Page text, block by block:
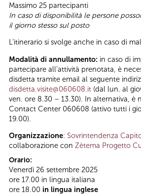
Massimo 25 partecipanti
In caso di disponibilità le persone
il giorno stesso sul posto
L'itinerario si svolge anche in caso di
Modalità di annullamento: in caso di
partecipare all’attività prenotata, è
disdetta tramite email al seguente
disdetta.visite@060608.it (dal lun. al
ven. ore 8.30 – 13.30). In alternativa, è
Contact Center 060608 (attivo tutti i
19.00).
Organizzazione: Sovrintendenza
collaborazione con Zètema Progetto
Orario:
Venerdì 26 settembre 2025
ore 17.00 in lingua italiana
ore 18.00 in lingua inglese